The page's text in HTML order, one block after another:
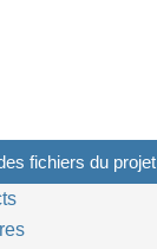
fichiers du projet